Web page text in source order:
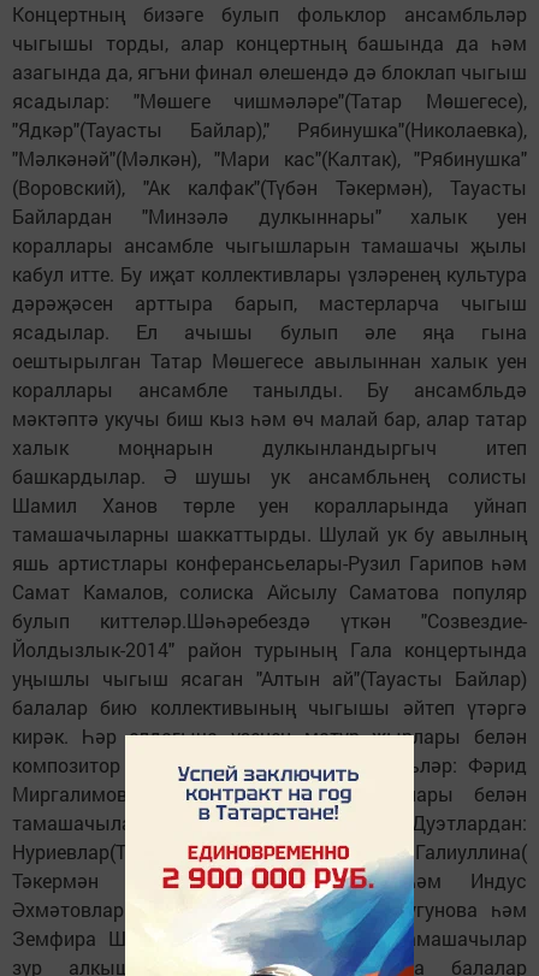
Концертның бизәге булып фольклор ансамбльләр
чыгышы торды, алар концертның башында да һәм
азагында да, ягъни финал өлешендә дә блоклап чыгыш
ясадылар: "Мөшеге чишмәләре"(Татар Мөшегесе),
"Ядкәр"(Тауасты Байлар)," Рябинушка"(Николаевка),
"Мәлкәнәй"(Мәлкән), "Мари кас"(Калтак), "Рябинушка"
(Воровский), "Ак калфак"(Түбән Тәкермән), Тауасты
Байлардан "Минзәлә дулкыннары" халык уен
кораллары ансамбле чыгышларын тамашачы җылы
кабул итте. Бу иҗат коллективлары үзләренең культура
дәрәҗәсен арттыра барып, мастерларча чыгыш
ясадылар. Ел ачышы булып әле яңа гына
оештырылган Татар Мөшегесе авылыннан халык уен
кораллары ансамбле танылды. Бу ансамбльдә
мәктәптә укучы биш кыз һәм өч малай бар, алар татар
халык моңнарын дулкынландыргыч итеп
башкардылар. Ә шушы ук ансамбльнең солисты
Шамил Ханов төрле уен коралларында уйнап
тамашачыларны шаккаттырды. Шулай ук бу авылның
яшь артистлары конферансьелары-Рузил Гарипов һәм
Самат Камалов, солиска Айсылу Саматова популяр
булып киттеләр.Шәһәребездә үткән "Созвездие-
Йолдызлык-2014" район турының Гала концертында
уңышлы чыгыш ясаган "Алтын ай"(Тауасты Байлар)
балалар бию коллективының чыгышы әйтеп үтәргә
кирәк. Һәр елдагыча үзенең матур җырлары белән
композитор Рөстәм Әхмәтханов, шагыйрьләр: Фәрид
Миргалимов, Гүзәлия Исламова иҗатлары белән
тамашачыларны әсир иттеләр. Дуэтлардан:
Нуриевлар(Тулбай),Гөлназ Гәрәева, Энҗе Галиуллина(
Тәкермән авыл җирлеге), Әлфия һәм Индус
Әхмәтовлар(Татар Мөшегесе),Надежда Чугунова һәм
Земфира Шаймуратованы (Воровский) тамашачылар
зур алкышларга күмделәр. Концертта балалар